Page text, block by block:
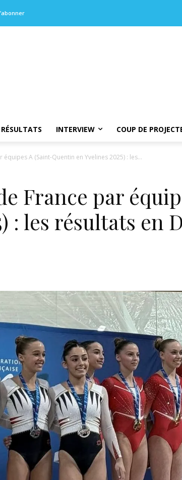
RÉSULTATS INTERVIEW COUP DE
A (Saint-Quentin en Yvelines 2025) : les...
France par
: les résultats en